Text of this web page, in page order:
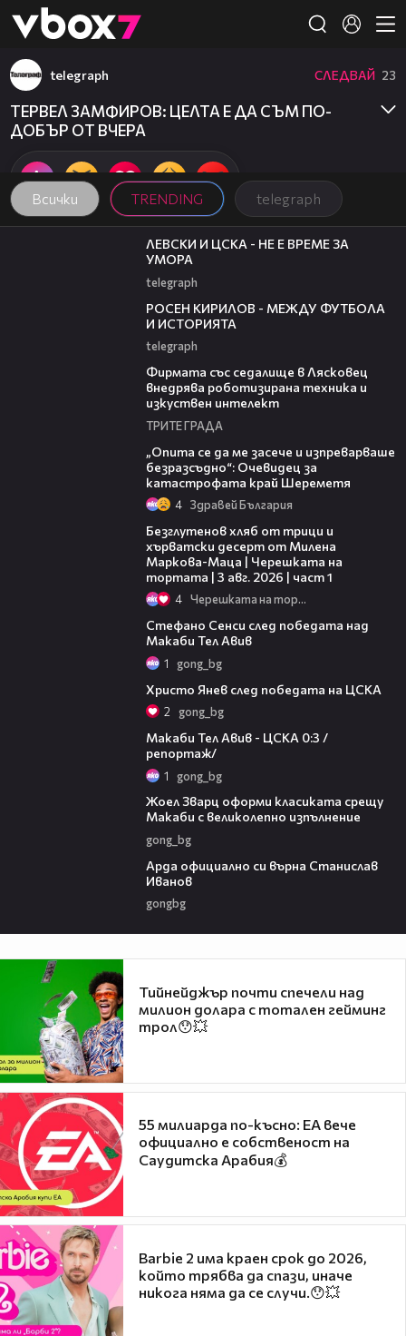
👾
Всички TRENDING telegraph
telegraph СЛЕДВАЙ 23
ТЕРВЕЛ ЗАМФИРОВ: ЦЕЛТА Е ДА СЪМ ПО-
ДОБЪР ОТ ВЧЕРА
31:36
ЛЕВСКИ И ЦСКА - НЕ Е ВРЕМЕ ЗА
УМОРА
telegraph
РОСЕН КИРИЛОВ - МЕЖДУ ФУТБОЛА
И ИСТОРИЯТА
telegraph
Фирмата със седалище в Лясковец
внедрява роботизирана техника и
изкуствен интелект
ТРИТЕ ГРАДА
„Опита се да ме засече и изпреварваше
безразсъдно“: Очевидец за
катастрофата край Шереметя
4 Здравей България
Безглутенов хляб от трици и
хърватски десерт от Милена
Маркова-Маца | Черешката на
тортата | 3 авг. 2026 | част 1
4 Черешката на тортата
Стефано Сенси след победата над
Макаби Тел Авив
1 gong_bg
Христо Янев след победата на ЦСКА
2 gong_bg
Макаби Тел Авив - ЦСКА 0:3 /
репортаж/
1 gong_bg
Жоел Зварц оформи класиката срещу
Макаби с великолепно изпълнение
gong_bg
Арда официално си върна Станислав
Иванов
gongbg
Тийнейджър почти спечели над
милион долара с тотален гейминг
трол😯💥
55 милиарда по-късно: EA вече
официално е собственост на
Саудитска Арабия💰
Barbie 2 има краен срок до 2026,
който трябва да спази, иначе
никога няма да се случи.😯💥